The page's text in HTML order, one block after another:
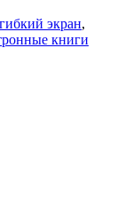
гибкий экран,
книги